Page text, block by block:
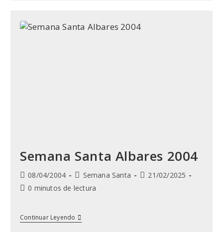
Semana Santa Albares 2004
Publicación
de
08/04/2004
Categoría
de
Semana Santa
Última
21/02/2025
Tiempo
0 minutos de lectura
Continuar Leyendo Semana
Santa